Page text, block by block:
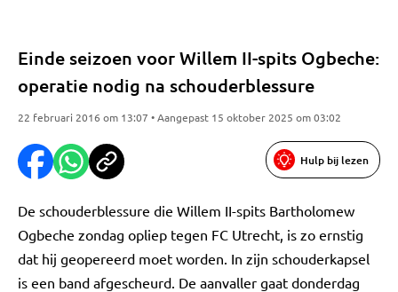
Einde seizoen voor Willem II-spits Ogbeche:
operatie nodig na schouderblessure
22 februari 2016 om 13:07 • Aangepast 15 oktober 2025 om 03:02
Hulp bij lezen
De schouderblessure die Willem II-spits Bartholomew
Ogbeche zondag opliep tegen FC Utrecht, is zo ernstig
dat hij geopereerd moet worden. In zijn schouderkapsel
is een band afgescheurd. De aanvaller gaat donderdag